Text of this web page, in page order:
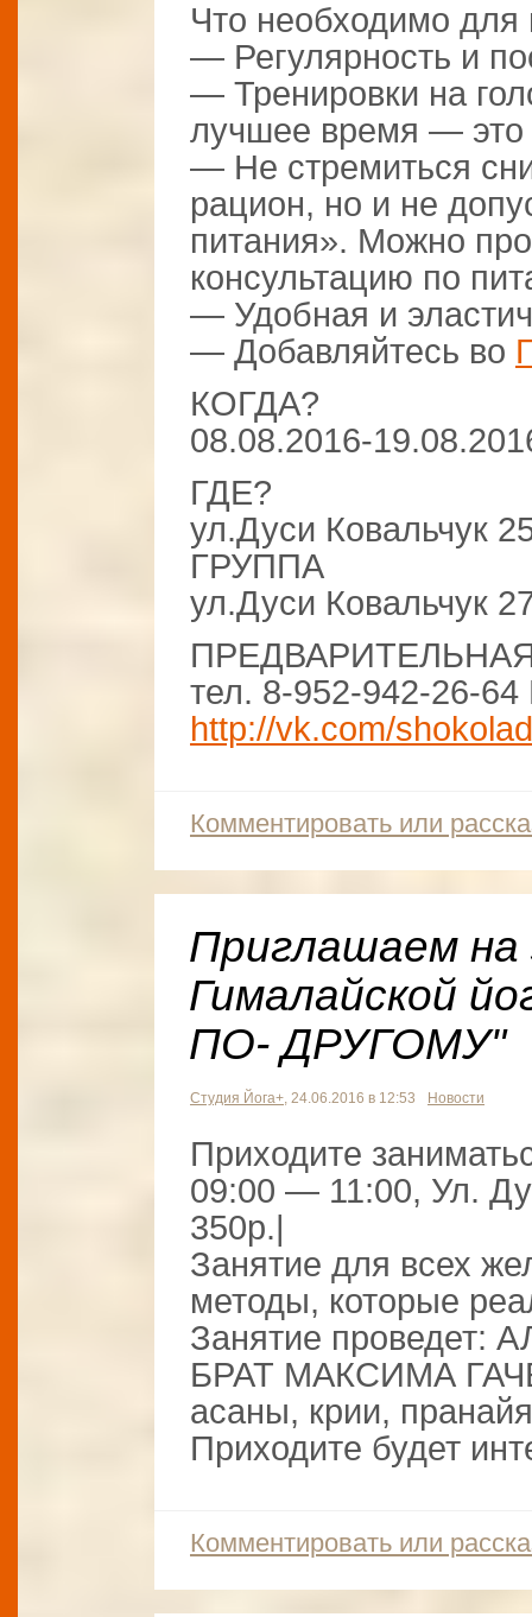
Что необходимо
— Регулярность и
— Тренировки на
лучшее время — это
— Не стремиться
рацион, но и не
питания». Можно
консультацию по
— Удобная и
— Добавляйтесь во
КОГДА?
08.08.2016-
ГДЕ?
ул.Дуси Ковальчук
ГРУППА
ул.Дуси Ковальчук
тел. 8-952-942-26-
http://vk.com/
Комментировать или
Приглашаем на
Гималайской
ПО- ДРУГОМУ"
Студия Йога+, 24.06.2016 в 12:53 Новости
Приходите
09:00 — 11:00, Ул.
350р.|
Занятие для всех
методы, которые
Занятие
БРАТ МАКСИМА
асаны, крии,
Приходите будет
Комментировать или